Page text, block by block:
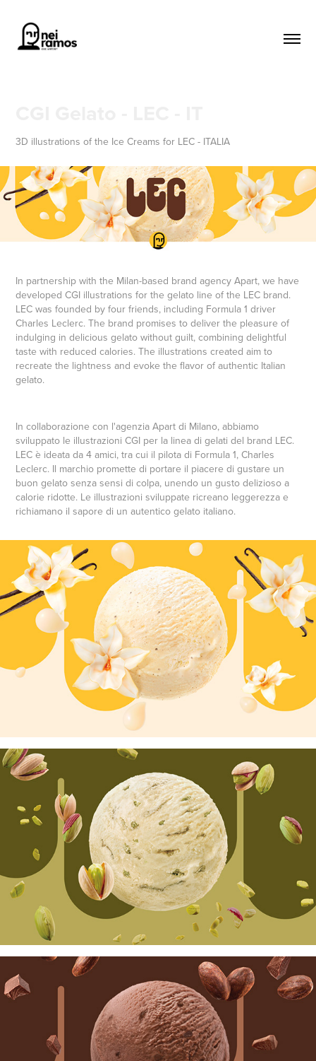
3D illustrations of the Ice Creams for LEC - ITALIA
In partnership with the Milan-based brand agency Apart, we have
developed CGI illustrations for the gelato line of the LEC brand.
LEC was founded by four friends, including Formula 1 driver
Charles Leclerc. The brand promises to deliver the pleasure of
indulging in delicious gelato without guilt, combining delightful
taste with reduced calories. The illustrations created aim to
recreate the lightness and evoke the flavor of authentic Italian
gelato.
In collaborazione con l'agenzia Apart di Milano, abbiamo
sviluppato le illustrazioni CGI per la linea di gelati del brand LEC.
LEC è ideata da 4 amici, tra cui il pilota di Formula 1, Charles
Leclerc. Il marchio promette di portare il piacere di gustare un
buon gelato senza sensi di colpa, unendo un gusto delizioso a
calorie ridotte. Le illustrazioni sviluppate ricreano leggerezza e
richiamano il sapore di un autentico gelato italiano.